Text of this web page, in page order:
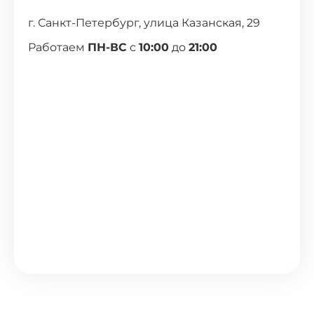
г. Санкт-Петербург, улица Казанская, 29
Работаем ПН-ВС с 10:00 до 21:00